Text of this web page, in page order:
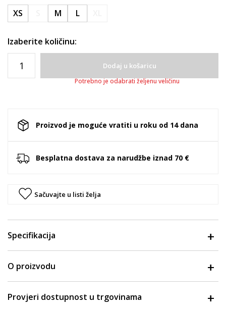
XS M L
Izaberite količinu:
Dodaj u košaricu
Potrebno je odabrati željenu veličinu
Proizvod je moguće vratiti u roku od 14 dana
Besplatna dostava za narudžbe iznad 70 €
Sačuvajte u listi želja
Specifikacija
O proizvodu
Provjeri dostupnost u trgovinama